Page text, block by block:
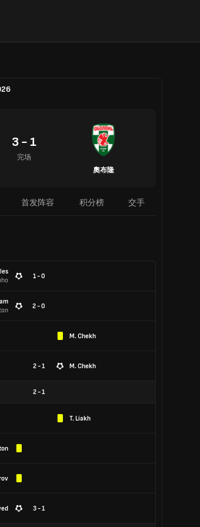
3 - 1
完场
奧布隆
首发阵容 积分榜 交手
1 - 0
2 - 0
M. Chekh
2 - 1 M. Chekh
2-1
T. Liakh
3 - 1